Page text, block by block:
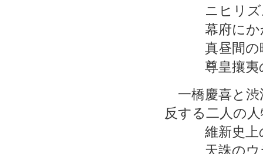
ニヒリズム
幕府にかか
真昼間の
尊皇攘夷
一橋慶喜と渋
反する二人の
維新史上の
天誅のウ